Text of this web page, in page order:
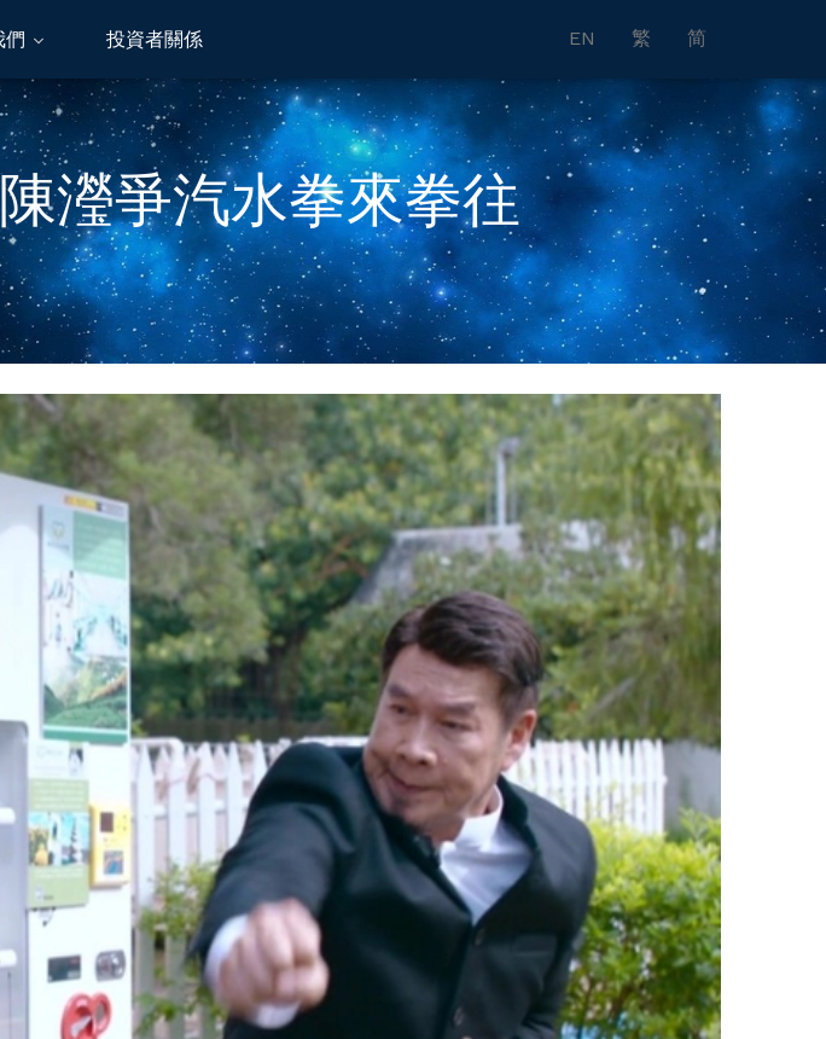
們 投資者關係 EN 繁 简
瀅爭汽水拳來拳往